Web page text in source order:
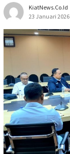
KiatNews.co.id
23 Januari 2026